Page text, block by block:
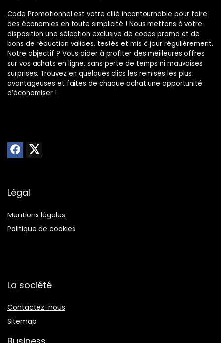
Code Promotionnel est votre allié incontournable pour faire
des économies en toute simplicité ! Nous mettons à votre
disposition une sélection exclusive de codes promo et de
bons de réduction valides, testés et mis à jour régulièrement.
Notre objectif ? Vous aider à profiter des meilleures offres
sur vos achats en ligne, sans perte de temps ni mauvaises
surprises. Trouvez en quelques clics les remises les plus
avantageuses et faites de chaque achat une opportunité
d’économiser !
Légal
Mentions légales
Politique de cookies
La société
Contactez-nous
Sitemap